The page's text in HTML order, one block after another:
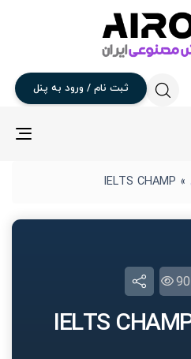
ثبت نام / ورود به پنل
»
IELTS CHAMP